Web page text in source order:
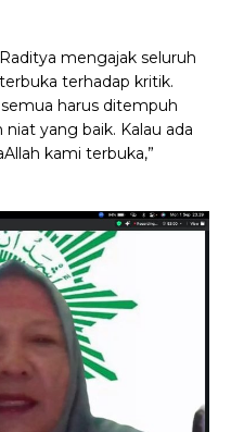
mengajak seluruh
terhadap kritik.
harus ditempuh
yang baik. Kalau ada
kami terbuka,”